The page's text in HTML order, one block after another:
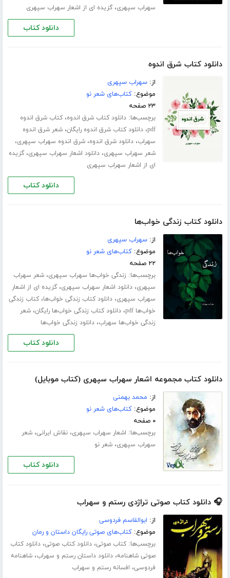
سهراب سپهری،گزیده ای از اشعار سهراب سپهری
دانلود کتاب
دانلود کتاب شرق اندوه
از:سهراب سپهری
موضوع:کتاب‌های شعر نو
۲۳ صفحه
برچسب‌ها:دانلود کتاب شرق اندوه،کتاب شرق اندوه
pdf،دانلود کتاب شرق اندوه رایگان،شعر شرق اندوه
سهراب،دانلود شرق اندوه،شرق اندوه سهراب سپهری،
شعر سهراب سپهری،دانلود اشعار سهراب سپهری،گزیده
ای از اشعار سهراب سپهری
دانلود کتاب
دانلود کتاب زندگی خواب‌ها
از:سهراب سپهری
موضوع:کتاب‌های شعر نو
۲۲ صفحه
برچسب‌ها: زندگی خواب‌ها سهراب سپهری،شعر سهراب
سپهری،دانلود اشعار سهراب سپهری،گزیده ای از اشعار
سهراب سپهری،دانلود کتاب زندگی خواب‌ها،کتاب زندگی
خواب‌ها pdf
،دانلود کتاب زندگی خواب‌ها رایگان،شعر
زندگی خواب‌ها سهراب،دانلود زندگی خواب‌ها
دانلود کتاب
دانلود کتاب مجموعه اشعار سهراب سپهری (کتاب موبایل)
از: محمد بهمنی
موضوع:کتاب‌های شعر نو
۰ صفحه
برچسب‌ها: اشعار سهراب سپهری،نقاش ایرانی،شعر
سهراب سپهری،شعر نو
دانلود کتاب
🎧 دانلود کتاب صوتی تراژدی رستم و سهراب
از: ابوالقاسم فردوسی
موضوع:کتاب‌های صوتی رایگان داستان و رمان
برچسب‌ها:کتاب صوتی،دانلود کتاب صوتی،دانلود کتاب
صوتی شاهنامه،دانلود داستان رستم و سهراب،شاهنامه
فردوسی، افسانه رستم و سهراب